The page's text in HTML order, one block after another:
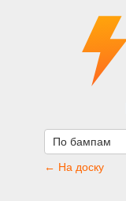
← На доску